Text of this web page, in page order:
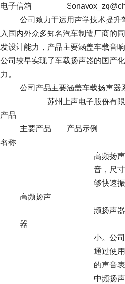
电子信箱
公司致力于运用声学技术提升驾
入国内外众多知名汽车制造厂商的
发设计能力，产品主要涵盖车载音
公司较早实现了车载扬声器的国产
力。
公司产品主要涵盖车载扬声器
苏州上声电子股份有限公
产品
主要产品 产品示
名称
高频扬声器负责重放
音，尺寸范围涵盖
够快速振动产生声音
高频扬声
频扬声器通常采用轻
器
小。公司车载高频扬
通过使用不同的振膜
的声音表现
中频扬声器负责重放